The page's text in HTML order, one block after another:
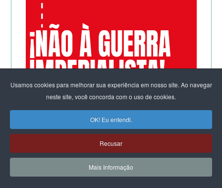
Usamos cookies para melhorar sua experiência em nosso site. Ao navegar
neste site, você concorda com o uso de cookies.
OK! Eu entendi.
Recusar
Mais Informação